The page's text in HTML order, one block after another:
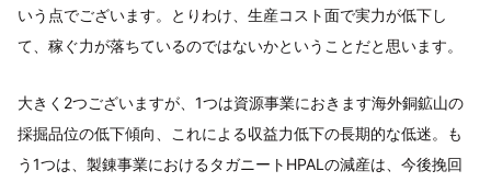
いう点でございます。とりわけ、生産コスト面で実力が低下し
て、稼ぐ力が落ちているのではないかということだと思います。
大きく2つございますが、1つは資源事業におきます海外銅鉱山の
採掘品位の低下傾向、これによる収益力低下の長期的な低迷。も
う1つは、製錬事業におけるタガニートHPALの減産は、今後挽回